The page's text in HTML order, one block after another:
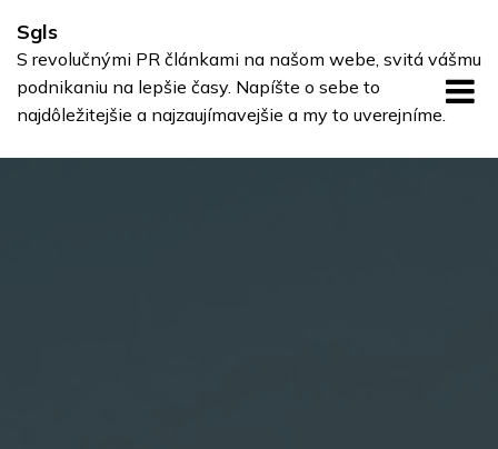
content
Sgls
S revolučnými PR článkami na našom webe, svitá vášmu
podnikaniu na lepšie časy. Napíšte o sebe to
najdôležitejšie a najzaujímavejšie a my to uverejníme.